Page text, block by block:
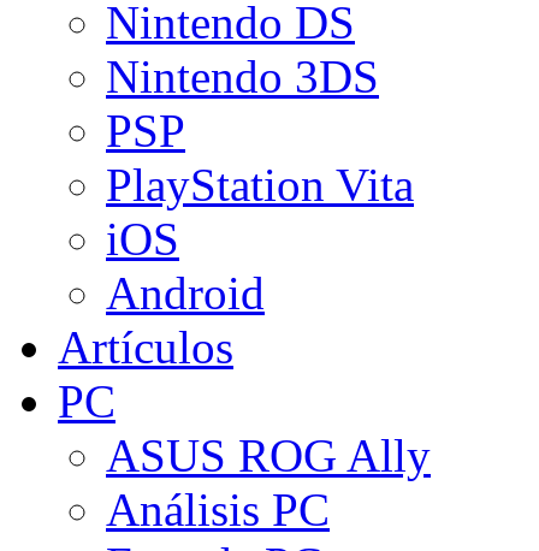
Nintendo DS
Nintendo 3DS
PSP
PlayStation Vita
iOS
Android
Artículos
PC
ASUS ROG Ally
Análisis PC